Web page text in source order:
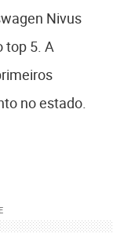
Nivus
top 5. A
no estado.